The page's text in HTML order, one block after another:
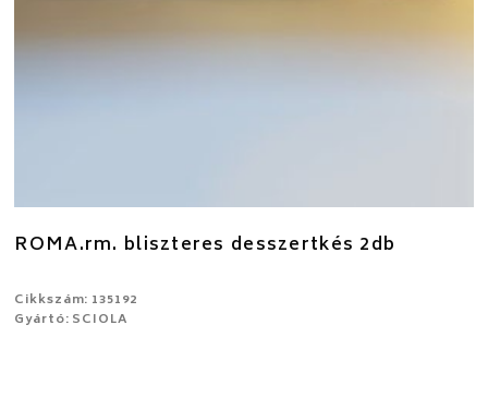
ROMA.rm. bliszteres desszertkés 2db
Cikkszám: 135192
Gyártó: SCIOLA